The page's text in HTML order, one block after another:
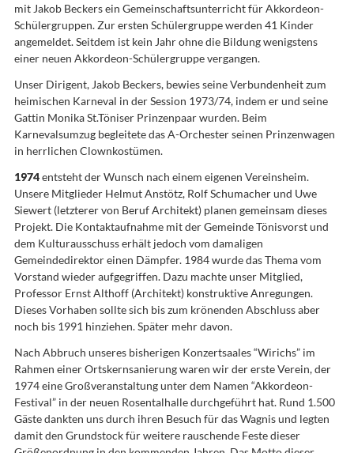
mit Jakob Beckers ein Gemeinschaftsunterricht für Akkordeon-
Schülergruppen. Zur ersten Schülergruppe werden 41 Kinder
angemeldet. Seitdem ist kein Jahr ohne die Bildung wenigstens
einer neuen Akkordeon-Schülergruppe vergangen.
Unser Dirigent, Jakob Beckers, bewies seine Verbundenheit zum
heimischen Karneval in der Session 1973/74, indem er und seine
Gattin Monika St.Töniser Prinzenpaar wurden. Beim
Karnevalsumzug begleitete das A-Orchester seinen Prinzenwagen
in herrlichen Clownkostümen.
1974entsteht der Wunsch nach einem eigenen Vereinsheim.
Unsere Mitglieder Helmut Anstötz, Rolf Schumacher und Uwe
Siewert (letzterer von Beruf Architekt) planen gemeinsam dieses
Projekt. Die Kontaktaufnahme mit der Gemeinde Tönisvorst und
dem Kulturausschuss erhält jedoch vom damaligen
Gemeindedirektor einen Dämpfer. 1984 wurde das Thema vom
Vorstand wieder aufgegriffen. Dazu machte unser Mitglied,
Professor Ernst Althoff (Architekt) konstruktive Anregungen.
Dieses Vorhaben sollte sich bis zum krönenden Abschluss aber
noch bis 1991 hinziehen. Später mehr davon.
Nach Abbruch unseres bisherigen Konzertsaales “Wirichs” im
Rahmen einer Ortskernsanierung waren wir der erste Verein, der
1974 eine Großveranstaltung unter dem Namen “Akkordeon-
Festival” in der neuen Rosentalhalle durchgeführt hat. Rund 1.500
Gäste dankten uns durch ihren Besuch für das Wagnis und legten
damit den Grundstock für weitere rauschende Feste dieser